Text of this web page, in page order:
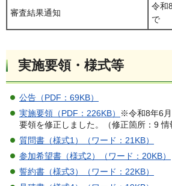
審査結果通知
令和
で
実施要領・様式等
公告（PDF：69KB）
実施要領（PDF：226KB）
※令和8年6
要領を修正しました。（修正箇所：9 情
質問書（様式1）（ワード：21KB）
参加希望書（様式2）（ワード：20KB）
誓約書（様式3）（ワード：22KB）